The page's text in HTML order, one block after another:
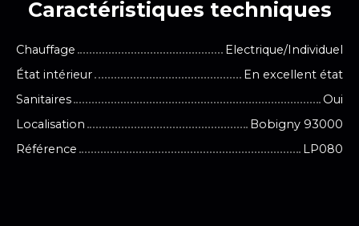
Caractéristiques techniques
Chauffage
Electrique/Individuel
État intérieur
En excellent état
Sanitaires
Oui
Localisation
Bobigny 93000
Référence
LP080